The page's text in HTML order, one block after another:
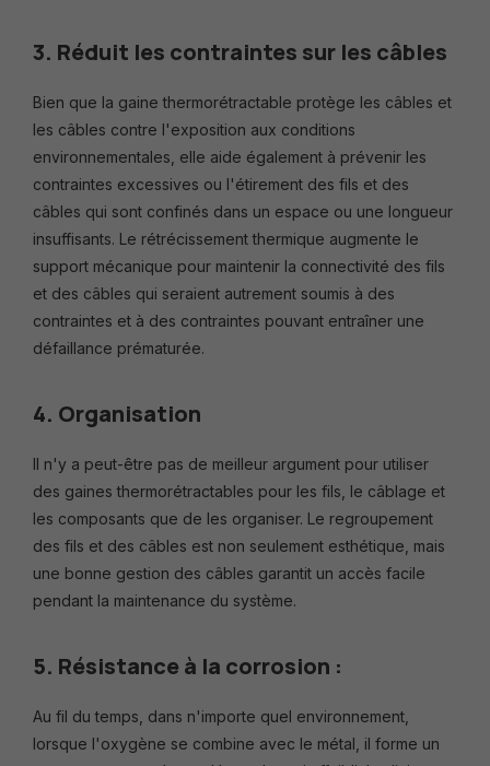
3. Réduit les contraintes sur les câbles
Bien que la gaine thermorétractable protège les câbles et
les câbles contre l'exposition aux conditions
environnementales, elle aide également à prévenir les
contraintes excessives ou l'étirement des fils et des
câbles qui sont confinés dans un espace ou une longueur
insuffisants. Le rétrécissement thermique augmente le
support mécanique pour maintenir la connectivité des fils
et des câbles qui seraient autrement soumis à des
contraintes et à des contraintes pouvant entraîner une
défaillance prématurée.
4. Organisation
Il n'y a peut-être pas de meilleur argument pour utiliser
des gaines thermorétractables pour les fils, le câblage et
les composants que de les organiser. Le regroupement
des fils et des câbles est non seulement esthétique, mais
une bonne gestion des câbles garantit un accès facile
pendant la maintenance du système.
5. Résistance à la corrosion :
Au fil du temps, dans n'importe quel environnement,
lorsque l'oxygène se combine avec le métal, il forme un